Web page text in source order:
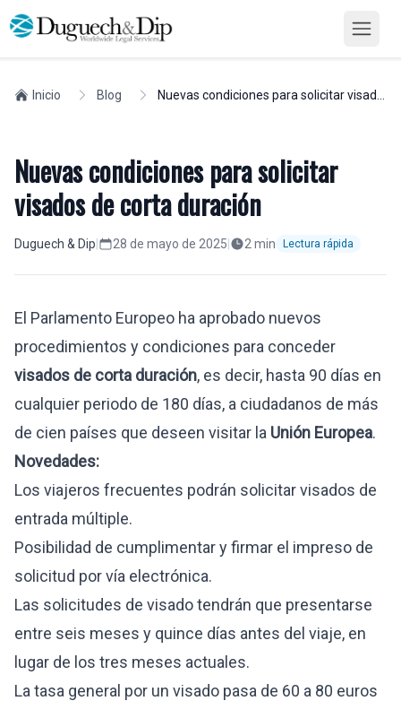
Inicio Blog
Nuevas condiciones para solicitar
visados de corta duración
Duguech & Dip 28 de mayo de 2025 2 min Lectura rápida
El Parlamento Europeo ha aprobado nuevos
procedimientos y condiciones para conceder
visados de corta duración, es decir, hasta 90 días en
cualquier periodo de 180 días, a ciudadanos de más
de cien países que deseen visitar la Unión Europea.
Novedades:
Los viajeros frecuentes podrán solicitar visados de
entrada múltiple.
Posibilidad de cumplimentar y firmar el impreso de
solicitud por vía electrónica.
Las solicitudes de visado tendrán que presentarse
entre seis meses y quince días antes del viaje, en
lugar de los tres meses actuales.
La tasa general por un visado pasa de 60 a 80 euros